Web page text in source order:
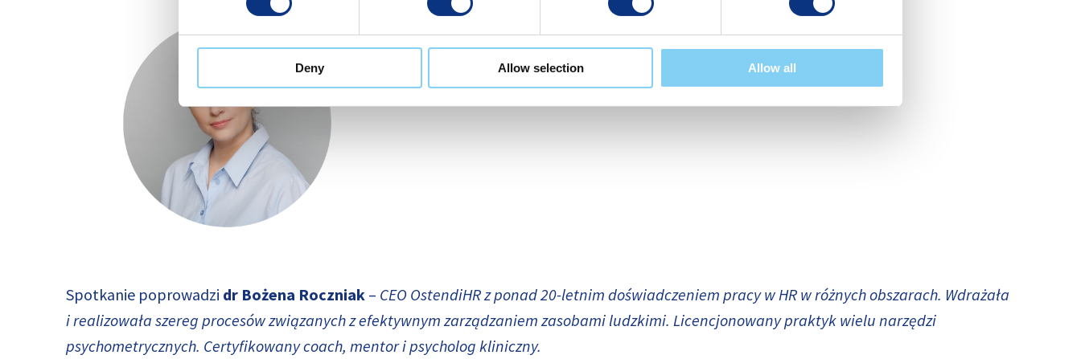
Deny Allow selection Allow all
Spotkanie poprowadzi dr Bożena Roczniak – CEO OstendiHR z ponad 20-letnim doświadczeniem pracy w HR w różnych obszarach. Wdrażała
i realizowała szereg procesów związanych z efektywnym zarządzaniem zasobami ludzkimi. Licencjonowany praktyk wielu narzędzi
psychometrycznych. Certyfikowany coach, mentor i psycholog kliniczny.